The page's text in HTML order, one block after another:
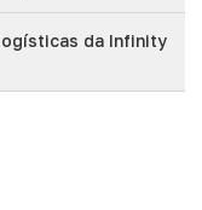
da Infinity